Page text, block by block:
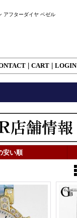
ターダイヤ ベゼル
CART LOGIN
安い順